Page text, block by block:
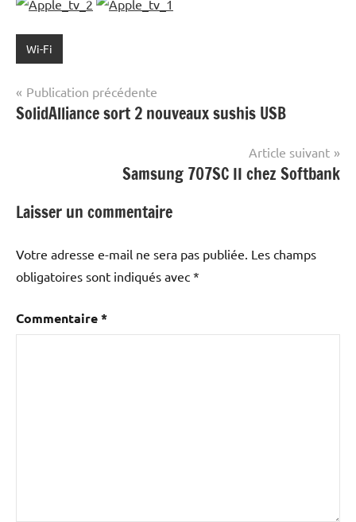
Wi-Fi
Navigation
de
Publication précédente
SolidAlliance sort 2 nouveaux sushis USB
Article suivant
Samsung 707SC II chez Softbank
Laisser un commentaire
Votre adresse e-mail ne sera pas publiée. Les champs
obligatoires sont indiqués avec *
Commentaire*